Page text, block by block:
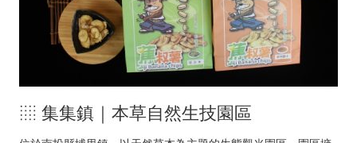
░ 集集鎮｜本草自然生技園區